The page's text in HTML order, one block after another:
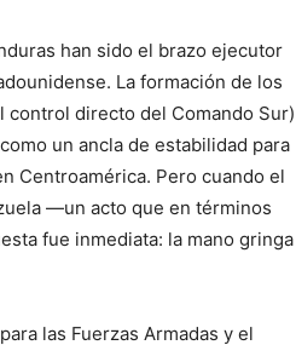
han sido el brazo ejecutor
La formación de los
control directo del Comando Sur)
un ancla de estabilidad para
Centroamérica. Pero cuando el
—un acto que en términos
fue inmediata: la mano gringa
las Fuerzas Armadas y el